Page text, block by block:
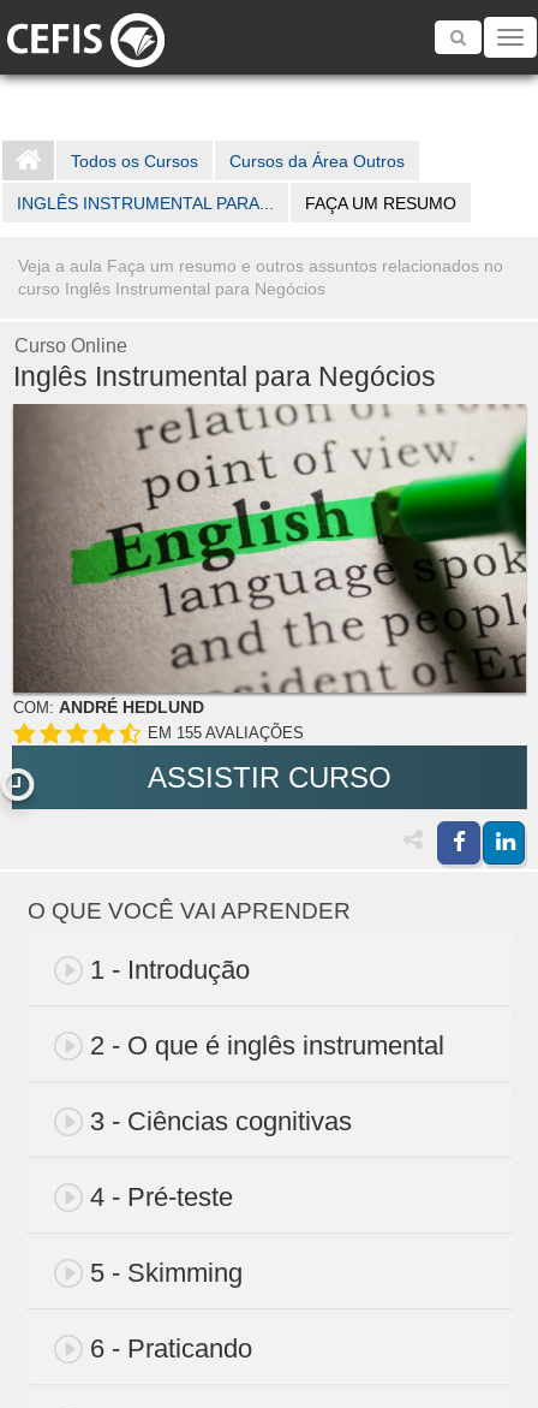
Toggle
Todos os Cursos Cursos da Área Outros
INGLÊS INSTRUMENTAL PARA... FAÇA UM RESUMO
Veja a aula Faça um resumo e outros assuntos relacionados no
curso Inglês Instrumental para Negócios
Curso Online
Inglês Instrumental para Negócios
COM: ANDRÉ HEDLUND
EM 155 AVALIAÇÕES
ASSISTIR CURSO
O QUE VOCÊ VAI APRENDER
1 - Introdução
2 - O que é inglês instrumental
3 - Ciências cognitivas
4 - Pré-teste
5 - Skimming
6 - Praticando